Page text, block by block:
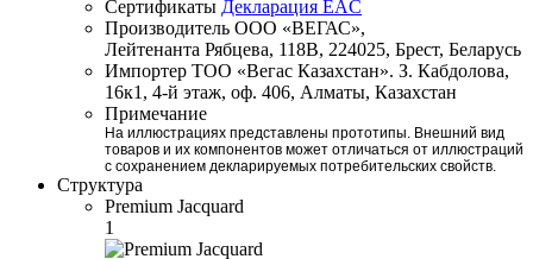
Сертификаты Декларация EAC
Производитель ООО «ВЕГАС»,
Лейтенанта Рябцева, 118В, 224025, Брест, Беларусь
Импортер ТОО «Вегас Казахстан». З. Кабдолова,
16к1, 4-й этаж, оф. 406, Алматы, Казахстан
Примечание
На иллюстрациях представлены прототипы. Внешний вид
товаров и их компонентов может отличаться от иллюстраций
с сохранением декларируемых потребительских свойств.
Структура
Premium Jacquard
1